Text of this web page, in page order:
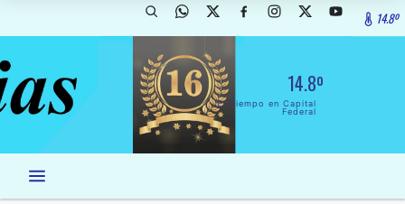
14.8º
14.8º
El Tiempo en Capital
Federal